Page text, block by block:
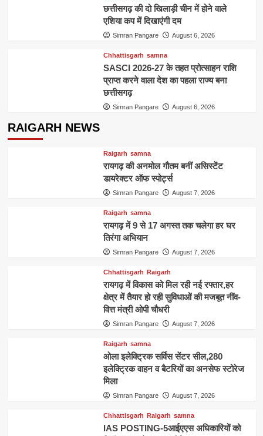
छत्तीसगढ़ की दो खिलाड़ी चीन में होने वाले
एशिया कप में दिखाएंगी दम
Simran Pangare August 6, 2026
Chhattisgarh samna
SASCI 2026-27 के तहत प्रोत्साहन राशि
प्राप्त करने वाला देश का पहला राज्य बना
छत्तीसगढ़
Simran Pangare August 6, 2026
RAIGARH NEWS
Raigarh samna
रायगढ़ की अनमोल गौतम बनीं असिस्टेंट
डायरेक्टर ऑफ स्पोर्ट्स
Simran Pangare August 7, 2026
Raigarh samna
रायगढ़ में 9 से 17 अगस्त तक चलेगा हर घर
तिरंगा अभियान
Simran Pangare August 7, 2026
Chhattisgarh Raigarh
रायगढ़ में विकास को मिल रही नई रफ्तार,हर
क्षेत्र में तैयार हो रही सुविधाओं की मजबूत नींव-
वित्त मंत्री ओपी चौधरी
Simran Pangare August 7, 2026
Raigarh samna
ओला इलेक्ट्रिक सर्विस सेंटर सील,280
इलेक्ट्रिक वाहन व बैटरियों का अनसेफ स्टोरेज
मिला
Simran Pangare August 7, 2026
Chhattisgarh Raigarh samna
IAS POSTING-5आईएएस अधिकारियों को